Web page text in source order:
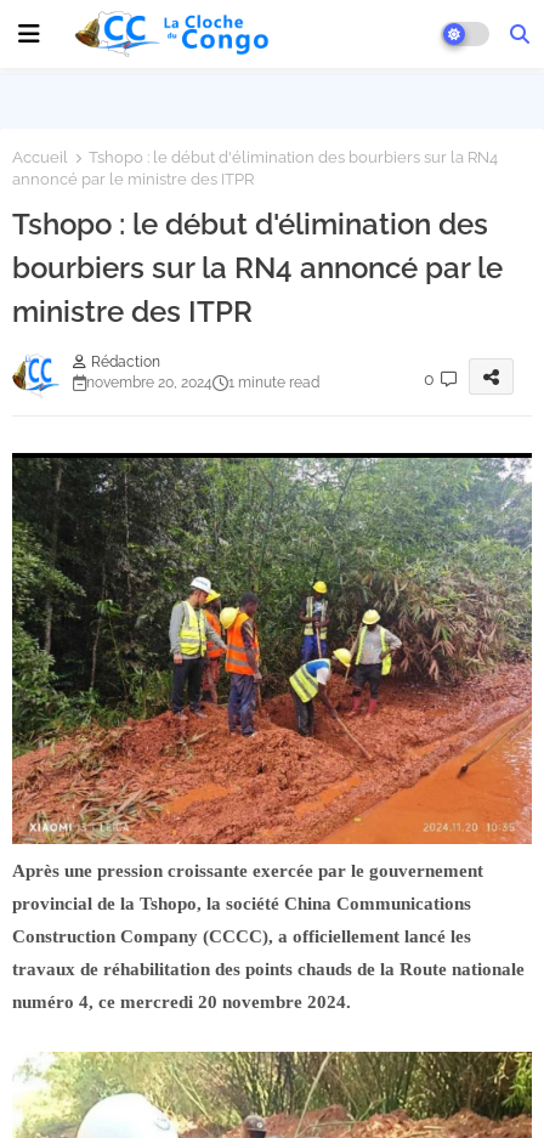
Accueil
Tshopo : le début d'élimination des bourbiers sur la RN4
annoncé par le ministre des ITPR
Tshopo : le début d'élimination des
bourbiers sur la RN4 annoncé par le
ministre des ITPR
Rédaction
novembre 20, 2024
1 minute read 0
Après une pression croissante exercée par le gouvernement
provincial de la Tshopo, la société China Communications
Construction Company (CCCC), a officiellement lancé les
travaux de réhabilitation des points chauds de la Route nationale
numéro 4, ce mercredi 20 novembre 2024.